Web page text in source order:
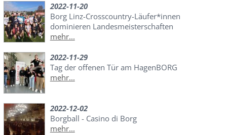
2022-11-20
Borg Linz-Crosscountry-Läufer*innen
dominieren Landesmeisterschaften
mehr...
2022-11-29
Tag der offenen Tür am HagenBORG
mehr...
2022-12-02
Borgball - Casino di Borg
mehr...